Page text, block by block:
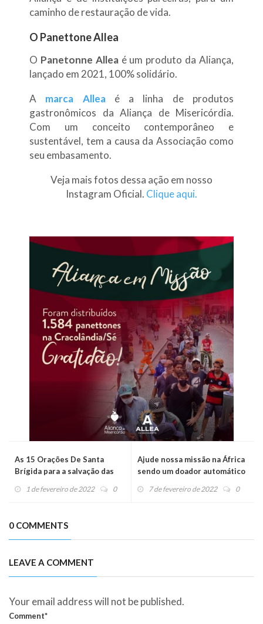
caminho de restauração de vida.
O Panettone Allea
O Panetonne Alleaé um produto da Aliança,
lançado em 2021, 100% solidário.
A marca Allea
é a linha de produtos
gastronômicos da Aliança de Misericórdia.
Com um conceito contemporâneo e
sustentável, tem a causa da Associação como
seu embasamento.
Veja mais fotos dessa ação em nosso
Instagram Oficial. Clique aqui.
As 15 Orações De Santa
Brígida para a salvação das
1 de fevereiro de 2022 0
Ajude nossa missão na África
sendo um doador automático
7 de fevereiro de 2022 0
0 COMMENTS
LEAVE A COMMENT
Your email address will not be published.
Comment*